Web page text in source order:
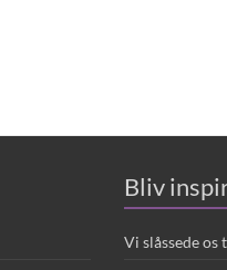
Bliv
Vi slåssede